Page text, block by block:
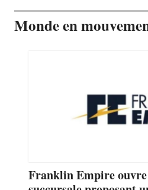
Monde en
Franklin Empire ouvre